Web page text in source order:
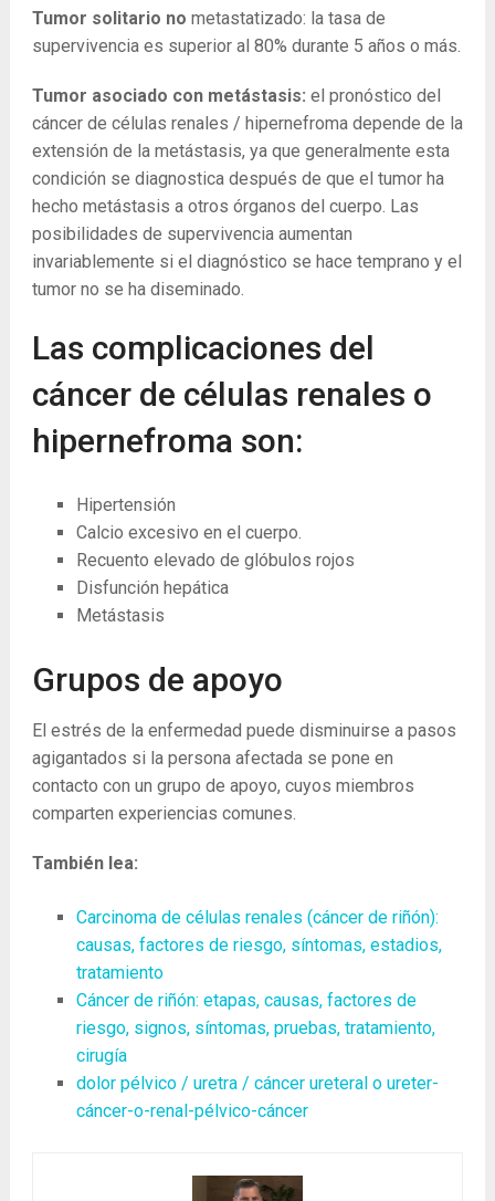
Tumor solitario no metastatizado: la tasa de
supervivencia es superior al 80% durante 5 años o más.
Tumor asociado con metástasis: el pronóstico del
cáncer de células renales / hipernefroma depende de la
extensión de la metástasis, ya que generalmente esta
condición se diagnostica después de que el tumor ha
hecho metástasis a otros órganos del cuerpo. Las
posibilidades de supervivencia aumentan
invariablemente si el diagnóstico se hace temprano y el
tumor no se ha diseminado.
Las complicaciones del
cáncer de células renales o
hipernefroma son:
Hipertensión
Calcio excesivo en el cuerpo.
Recuento elevado de glóbulos rojos
Disfunción hepática
Metástasis
Grupos de apoyo
El estrés de la enfermedad puede disminuirse a pasos
agigantados si la persona afectada se pone en
contacto con un grupo de apoyo, cuyos miembros
comparten experiencias comunes.
También lea:
Carcinoma de células renales (cáncer de riñón):
causas, factores de riesgo, síntomas, estadios,
tratamiento
Cáncer de riñón: etapas, causas, factores de
riesgo, signos, síntomas, pruebas, tratamiento,
cirugía
dolor pélvico / uretra / cáncer ureteral o ureter-
cáncer-o-renal-pélvico-cáncer